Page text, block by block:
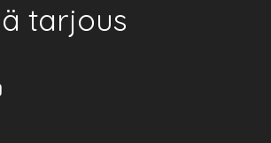
tarjous